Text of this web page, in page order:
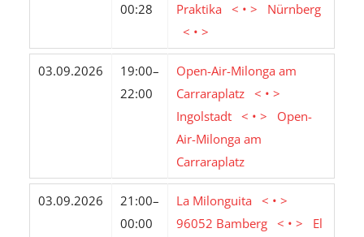
00:28
Praktika < • > Nürnberg
< • >
03.09.2026
19:00–
22:00
Open-Air-Milonga am
Carraraplatz < • >
Ingolstadt < • > Open-
Air-Milonga am
Carraraplatz
03.09.2026
21:00–
00:00
La Milonguita < • >
96052 Bamberg < • > El